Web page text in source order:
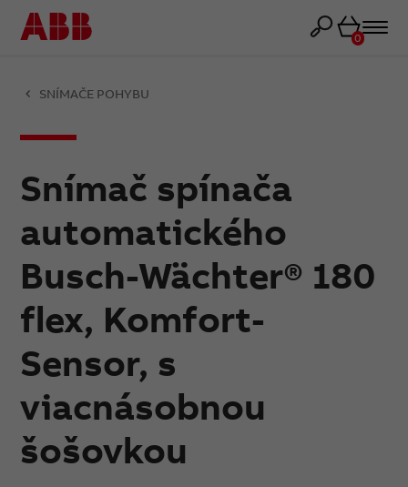
Košík
0
SNÍMAČE POHYBU
Snímač spínača
automatického
Busch-Wächter® 180
flex, Komfort-
Sensor, s
viacnásobnou
šošovkou